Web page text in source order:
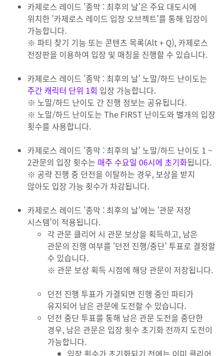
카제로스 레이드 '종막 : 최후의 날'은 주요 대도시에
위치한 '카제로스 레이드 입장 오브젝트'를 통해 입장이
가능합니다.
※ 파티 찾기 기능 또는 콘텐츠 목록(Alt + Q), 카제로스
전장판을 이용하여 입장 및 매칭을 진행할 수 있습니다.
카제로스 레이드 '종막 : 최후의 날' 노말/하드 난이도는
주간 캐릭터 단위 1회 입장 가능합니다.
※ 노말/하드 난이도 간 진행 정보는 공유됩니다.
※ 노말/하드 난이도는 The FIRST 난이도와 별개의 입장
횟수를 사용합니다.
카제로스 레이드 '종막 : 최후의 날' 노말/하드 난이도 1 ~
2관문의 입장 횟수는 매주 수요일 06시에 초기화됩니다.
※ 공략 진행 중 던전을 이탈하는 경우, 보상을 받지
않아도 입장 가능 횟수가 차감됩니다.
카제로스 레이드 '종막 : 최후의 날'에는 '관문 저장
시스템'이 적용됩니다.
각 관문 클리어 시 관문 보상을 획득하고, 남은
관문의 진행 여부를 '던전 진행/중단' 투표로 결정할
수 있습니다.
※ 관문 보상 획득 시점에 해당 관문이 저장됩니다.
던전 진행 투표가 가결되면 진행 중인 파티가
유지되어 남은 관문에 도전할 수 있습니다.
던전 중단 투표를 통해 남은 관문 도전을 중단한
경우, 남은 관문은 입장 횟수 초기화 전까지 도전이
가능합니다.
입장 횟수가 초기화되기 전에는 이미 클리어